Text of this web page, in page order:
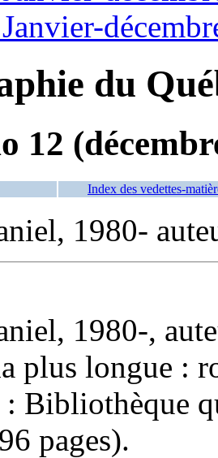
du
12
Index des vedettes-
1980-
1980-,
plus longue :
Bibliothèque
pages).